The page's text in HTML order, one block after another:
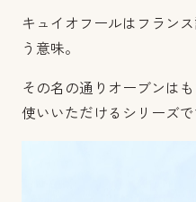
キュイオフールはフラン
う意味。
その名の通りオーブンは
使いいただけるシリーズで